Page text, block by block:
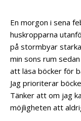
En morgon i sena
huskropparna
på stormbyar
min sons rum
att läsa böcker för
Jag prioriterar
Tänker att om jag
möjligheten att